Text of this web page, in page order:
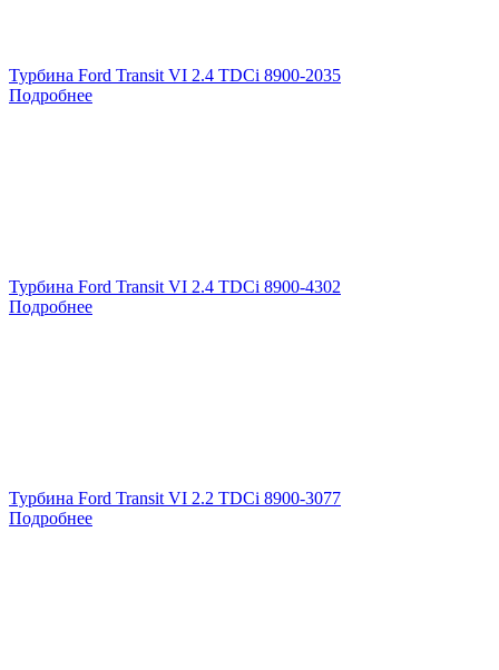
Турбина Ford Transit VI 2.4 TDCi 8900-2035
Подробнее
Турбина Ford Transit VI 2.4 TDCi 8900-4302
Подробнее
Турбина Ford Transit VI 2.2 TDCi 8900-3077
Подробнее